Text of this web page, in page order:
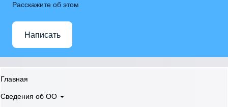
Расскажите об этом
Написать
Главная
Сведения об ОО